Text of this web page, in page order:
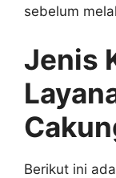
sebelum
Jenis
Berikut ini